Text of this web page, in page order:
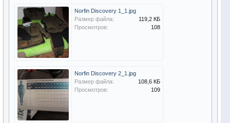
Norfin Discovery 1_1.jpg
Размер файла:
119,2 КБ
Просмотров:
108
Norfin Discovery 2_1.jpg
Размер файла:
108,6 КБ
Просмотров:
109